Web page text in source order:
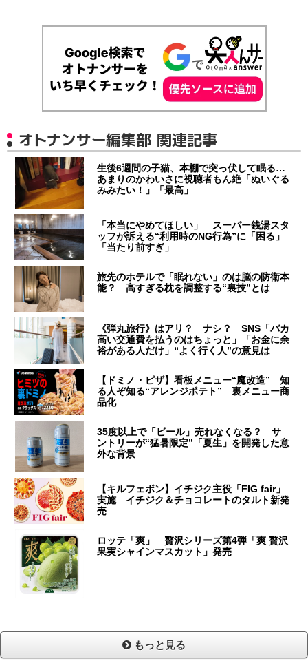
オトナンサー編集部 関連記事
生後6週間の子猫、本棚で突っ伏して眠る…
あまりのかわいさに視聴者もん絶「ぬいぐる
みみたい！」「最高」
「本当にやめてほしい」 スーパー銭湯スタ
ッフが訴える“利用時のNG行為”に「困る」
「当たり前すぎ」
旅先のホテルで「眠れない」のは脳の防衛本
能？ 高すぎる枕を調整する“裏技”とは
《弾丸旅行》はアリ？ ナシ？ SNS「バカ
高い交通費を払うのはちょっと」「お金に余
裕がある人だけ」“よく行く人”の意見は
【ドミノ・ピザ】看板メニュー“魔改造” 知
る人ぞ知る“アレンジポテト” 裏メニュー商
品化
35度以上で「ビール」売れなくなる？ サ
ントリーが“猛暑限定”「夏生」を開発した意
外な背景
【キルフェボン】イチジク主役「FIG fair」
実施 イチジク＆チョコレートのタルト新発
売
ロッテ「爽」 贅沢シリーズ第4弾「爽 贅沢
果実シャインマスカット」発売
もっと見る